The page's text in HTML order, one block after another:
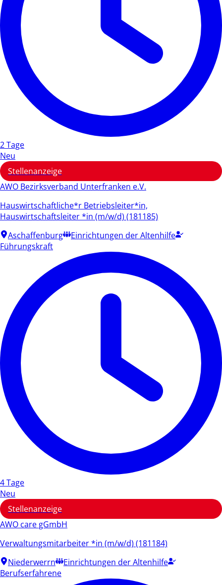
2 Tage
Neu
Stellenanzeige
AWO Bezirksverband Unterfranken e.V.
Hauswirtschaftliche*r Betriebsleiter*in,
Hauswirtschaftsleiter *in (m/w/d) (181185)
Aschaffenburg
Einrichtungen der Altenhilfe
Führungskraft
4 Tage
Neu
Stellenanzeige
AWO care gGmbH
Verwaltungsmitarbeiter *in (m/w/d) (181184)
Niederwerrn
Einrichtungen der Altenhilfe
Berufserfahrene